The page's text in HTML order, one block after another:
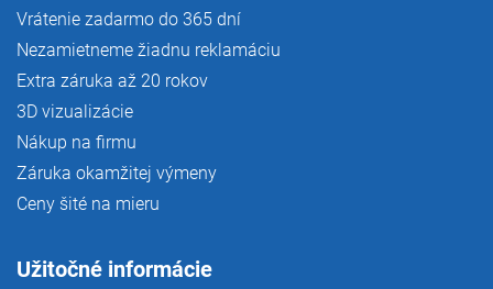
Vrátenie zadarmo do 365 dní
Nezamietneme žiadnu reklamáciu
Extra záruka až 20 rokov
3D vizualizácie
Nákup na firmu
Záruka okamžitej výmeny
Ceny šité na mieru
Užitočné informácie